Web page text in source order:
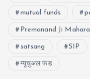
mutual funds
Premanand Ji
satsang SIP
म्यूचुअल फंड